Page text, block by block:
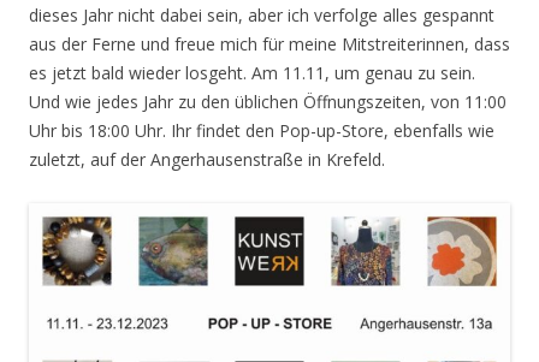
dieses Jahr nicht dabei sein, aber ich verfolge alles gespannt
aus der Ferne und freue mich für meine Mitstreiterinnen, dass
es jetzt bald wieder losgeht. Am 11.11, um genau zu sein.
Und wie jedes Jahr zu den üblichen Öffnungszeiten, von 11:00
Uhr bis 18:00 Uhr. Ihr findet den Pop-up-Store, ebenfalls wie
zuletzt, auf der Angerhausenstraße in Krefeld.